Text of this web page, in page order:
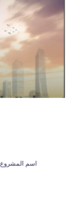
اسم المشروع